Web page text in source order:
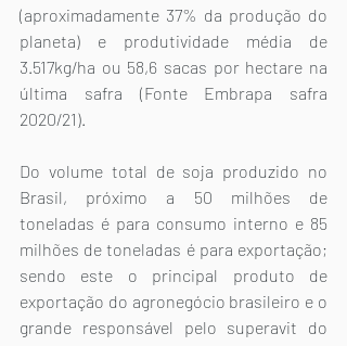
(aproximadamente 37% da produção do
planeta) e produtividade média de
3.517kg/ha ou 58,6 sacas por hectare na
última safra (Fonte Embrapa safra
2020/21).
Do volume total de soja produzido no
Brasil, próximo a 50 milhões de
toneladas é para consumo interno e 85
milhões de toneladas é para exportação;
sendo este o principal produto de
exportação do agronegócio brasileiro e o
grande responsável pelo superavit do